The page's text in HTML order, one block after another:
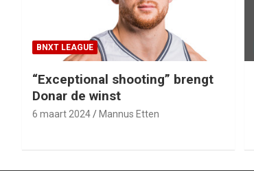
BNXT LEAGUE
“Exceptional shooting” brengt
Donar de winst
6 maart 2024 Mannus Etten